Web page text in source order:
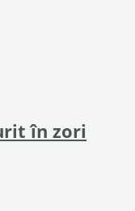
în zori